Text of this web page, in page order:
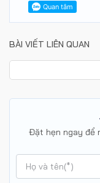
BÀI VIẾT LIÊN QUAN
Đặt hẹn ngay để